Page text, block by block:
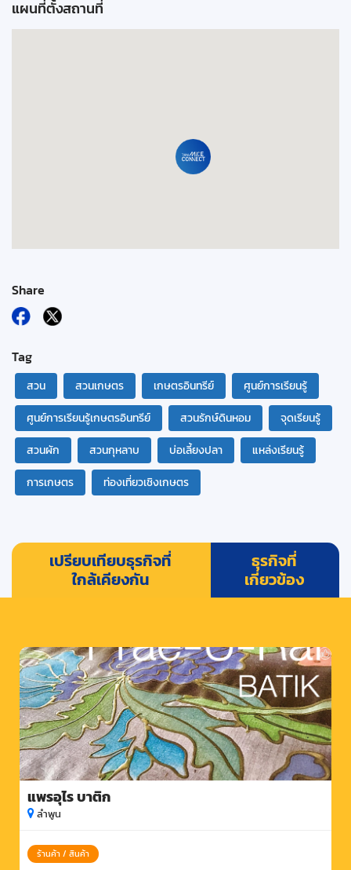
แผนที่ตั้งสถานที่
Share
Tag
สวน สวนเกษตร เกษตรอินทรีย์
ศูนย์การเรียนรู้
ศูนย์การเรียนรู้เกษตรอินทรีย์
สวนรักษ์ดินหอม
จุดเรียนรู้
สวนผัก
สวนกุหลาบ บ่อเลี้ยงปลา
แหล่งเรียนรู้
การเกษตร
ท่องเที่ยวเชิงเกษตร
เปรียบเทียบธุรกิจที่
ใกล้เคียงกัน
ธุรกิจที่
เกี่ยวข้อง
แพรอุไร บาติก
ลำพูน
ร้านค้า / สินค้า